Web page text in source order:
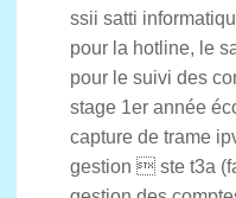
ssii satti
pour la hotline, le
pour le suivi des
stage 1er année
capture de trame
gestion  ste t3a